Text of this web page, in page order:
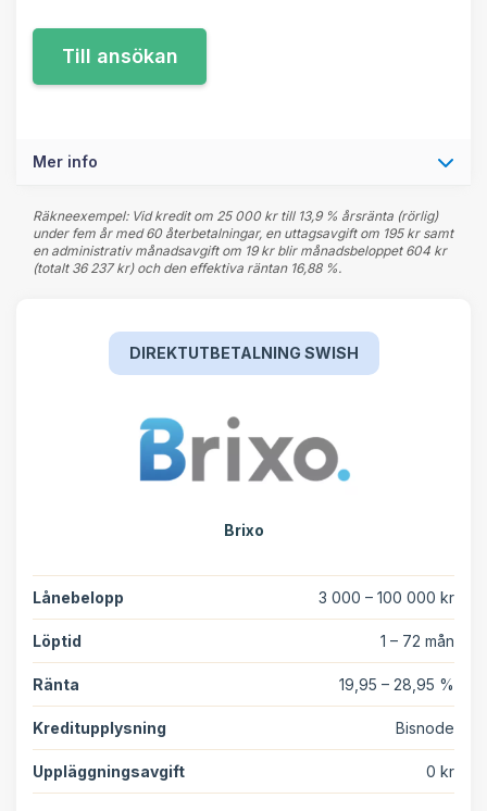
Mer info
Räkneexempel: Vid kredit om 25 000 kr till 13,9 % årsränta (rörlig)
under fem år med 60 återbetalningar, en uttagsavgift om 195 kr samt
en administrativ månadsavgift om 19 kr blir månadsbeloppet 604 kr
(totalt 36 237 kr) och den effektiva räntan 16,88 %.
DIREKTUTBETALNING SWISH
Brixo
Lånebelopp 3 000 – 100 000 kr
Löptid 1 – 72 mån
Ränta 19,95 – 28,95 %
Kreditupplysning Bisnode
Uppläggningsavgift 0 kr